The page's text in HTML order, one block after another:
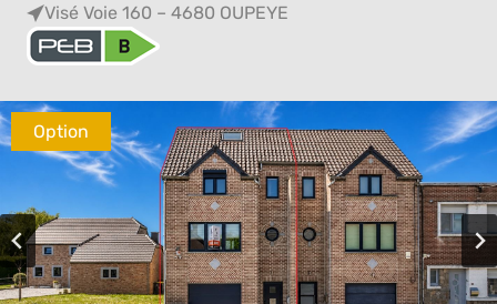
Visé Voie 160 – 4680 OUPEYE
Option